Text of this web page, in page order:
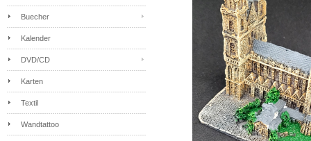
Buecher
Kalender
DVD/CD
Karten
Textil
Wandtattoo